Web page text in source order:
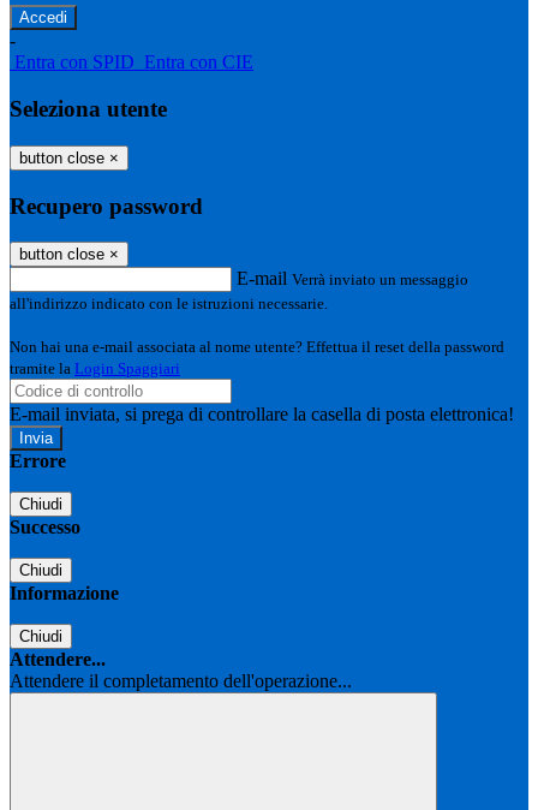
-
Entra con SPID Entra con CIE
Seleziona utente
button close ×
Recupero password
button close ×
E-mail Verrà inviato un messaggio
all'indirizzo indicato con le istruzioni necessarie.
Non hai una e-mail associata al nome utente? Effettua il reset della password
tramite la Login Spaggiari
E-mail inviata, si prega di controllare la casella di posta elettronica!
Errore
Chiudi
Successo
Chiudi
Informazione
Chiudi
Attendere...
Attendere il completamento dell'operazione...